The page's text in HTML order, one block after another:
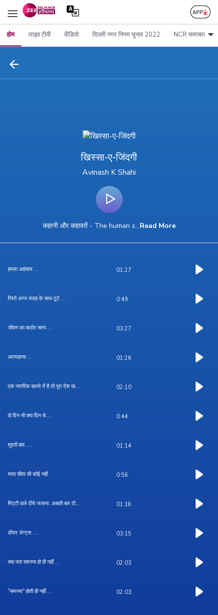
होम लाइव टीवी वीडियो दिल्ली नगर निगम चुनाव 2022 NCR समाचार
खिस्सा-ए-जिंदगी
Avinash K Shahi
कहानी और कहावतें - The human s...Read More
हमारा अहंकार ... 01:27
रिश्ते अगर वजह के साथ टूटे ... 0:49
जीवन का कठोर सत्य ... 03:27
आत्महत्या .... 01:26
एक नागरिक खतरे में है तो पूरा देश ख... 02:10
वो दिन भी क्या दिन थे..... 0:44
मुद्दतों बाद .... 01:14
माता सीता सी कोई नहीं 0:56
मिट्टी वाले दीये जलाना..अबकी बार दी... 01:18
डीयर जेन्ट्स .... 03:15
क्या पता समस्या हो ही नहीं ... 02:03
''समस्या'' होती ही नहीं ... 02:03